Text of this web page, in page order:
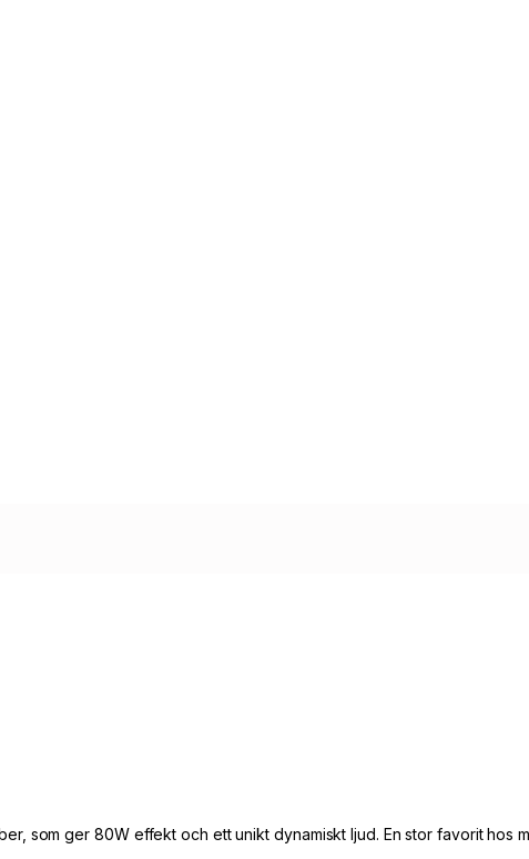
som ger 80W effekt och ett unikt dynamiskt ljud. En stor favorit hos